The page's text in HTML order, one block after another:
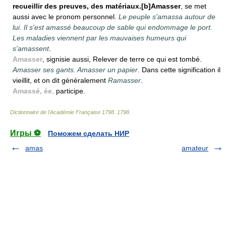
recueillir des preuves, des matériaux.[b]Amasser, se met
aussi avec le pronom personnel. Le peuple s'amassa autour de
lui. Il s'est amassé beaucoup de sable qui endommage le port.
Les maladies viennent par les mauvaises humeurs qui
s'amassent.
Amasser , signisie aussi, Relever de terre ce qui est tombé.
Amasser ses gants. Amasser un papier . Dans cette signification il
vieillit, et on dit généralement Ramasser
Amassé, ée . participe.
Dictionnaire de l'Académie Française 1798 1798
Игры ⚽
Поможем сделать НИР
amas
amateur